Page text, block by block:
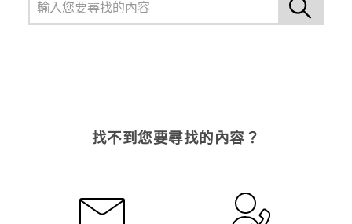
找不到您要尋找的內容？